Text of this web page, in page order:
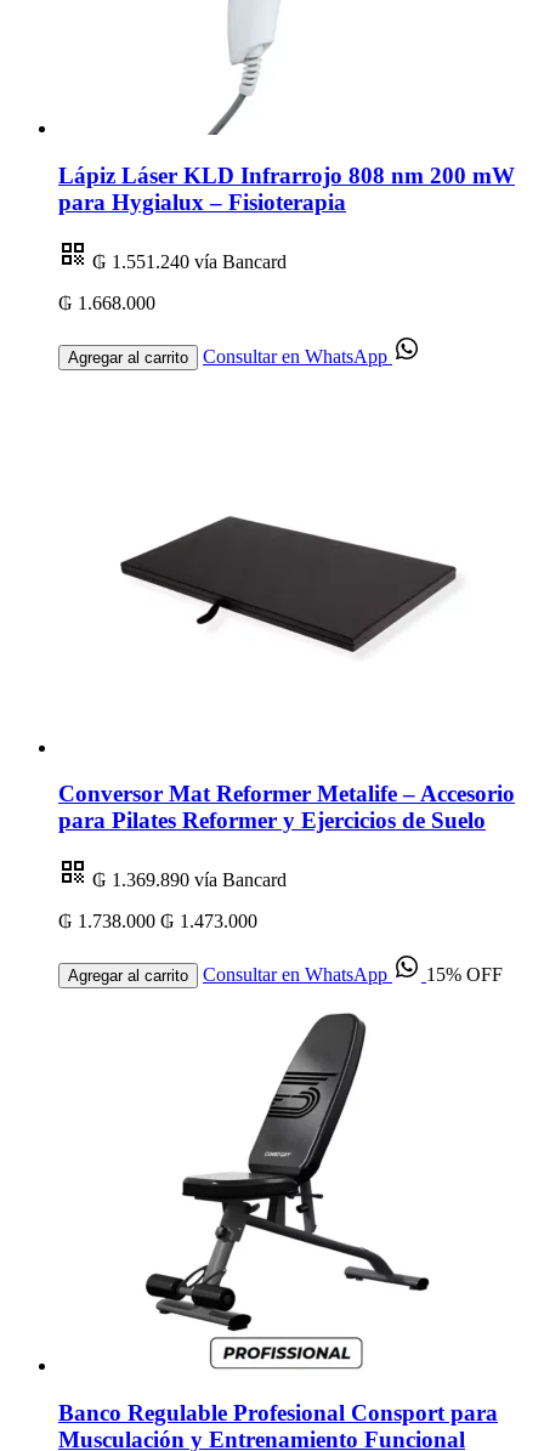
Lápiz Láser KLD Infrarrojo 808 nm 200 mW
para Hygialux – Fisioterapia
₲ 1.551.240 vía Bancard
₲ 1.668.000
Agregar al carrito Consultar en WhatsApp
Conversor Mat Reformer Metalife – Accesorio
para Pilates Reformer y Ejercicios de Suelo
₲ 1.369.890 vía Bancard
₲ 1.738.000 ₲ 1.473.000
Agregar al carrito Consultar en WhatsApp 15% OFF
Banco Regulable Profesional Consport para
Musculación y Entrenamiento Funcional